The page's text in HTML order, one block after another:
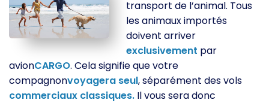
transport de l’animal. Tous
les animaux importés
doivent arriver
exclusivement par
avionCARGO. Cela signifie que votre
compagnonvoyagera seul, séparément des vols
commerciaux classiques. Il vous sera donc